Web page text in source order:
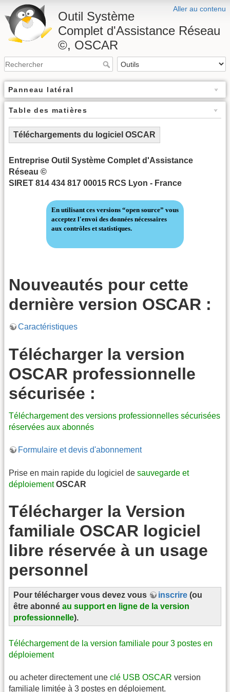
Aller au contenu
Outil Système
Complet d'Assistance Réseau
©, OSCAR
Panneau latéral
Table des matières
Téléchargements du logiciel OSCAR
Entreprise Outil Système Complet d'Assistance
Réseau ©
SIRET 814 434 817 00015 RCS Lyon - France
En utilisant ces versions “open source” vous
acceptez l'envoi des données nécessaires
aux contrôles et statistiques.
Nouveautés pour cette
dernière version OSCAR :
Caractéristiques
Télécharger la version
OSCAR professionnelle
sécurisée :
Téléchargement des versions professionnelles sécurisées
réservées aux abonnés
Formulaire et devis d'abonnement
Prise en main rapide du logiciel de sauvegarde et
déploiement OSCAR
Télécharger la Version
familiale OSCAR logiciel
libre réservée à un usage
personnel
Pour télécharger vous devez vous inscrire (ou
être abonné au support en ligne de la version
professionnelle).
Téléchargement de la version familiale pour 3 postes en
déploiement
ou acheter directement une clé USB OSCAR version
familiale limitée à 3 postes en déploiement.